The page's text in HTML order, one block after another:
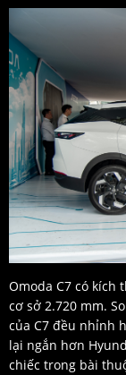
Omoda C7 có kích
cơ sở 2.720 mm.
của C7 đều nhỉnh
lại ngắn hơn
chiếc trong bài